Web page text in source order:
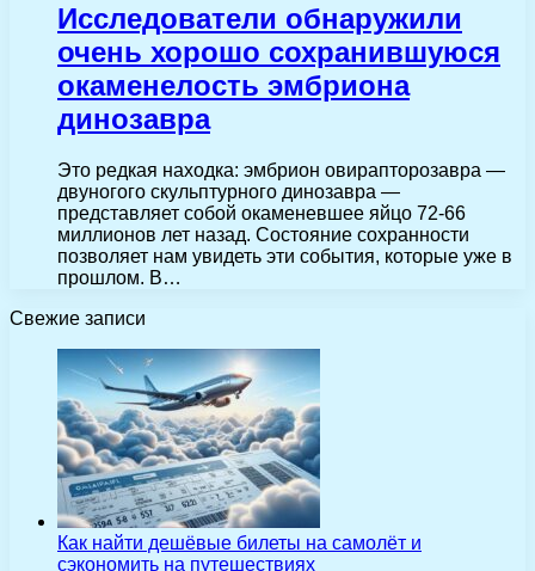
Исследователи обнаружили
очень хорошо сохранившуюся
окаменелость эмбриона
динозавра
Это редкая находка: эмбрион овирапторозавра —
двуногого скульптурного динозавра —
представляет собой окаменевшее яйцо 72-66
миллионов лет назад. Состояние сохранности
позволяет нам увидеть эти события, которые уже в
прошлом. В…
Свежие записи
Как найти дешёвые билеты на самолёт и
сэкономить на путешествиях